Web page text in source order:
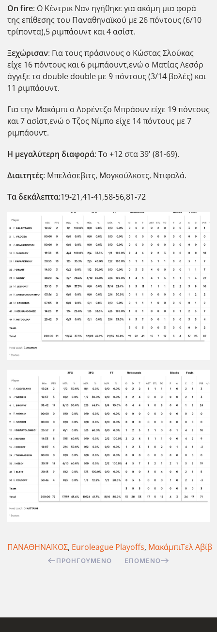
On fire: Ο Κέντρικ Ναν ηγήθηκε για ακόμη μια φορά
της επίθεσης του Παναθηναϊκού με 26 πόντους (6/10
τρίποντα),5 ριμπάουντ και 4 ασίστ.
Ξεχώρισαν: Για τους πράσινους ο Κώστας Σλούκας
είχε 16 πόντους και 6 ριμπάουντ,ενώ ο Ματίας Λεσόρ
άγγιξε το double double με 9 πόντους (3/14 βολές) και
11 ριμπάουντ.
Για την Μακάμπι ο Λορέντζο Μπράουν είχε 19 πόντους
και 7 ασίστ,ενώ ο Τζος Νίμπο είχε 14 πόντους με 7
ριμπάουντ.
Η μεγαλύτερη διαφορά: Το +12 στα 39' (81-69).
Διαιτητές: Μπελόσεβιτς, Μογκούλκοτς, Ντιφαλά.
Τα δεκάλεπτα:19-21,41-41,58-56,81-72
ΠΑΝΑΘΗΝΑΪΚΟΣ, Euroleague Playoffs, ΜακάμπιΤελ Αβίβ
ΠΡΟΗΓΟΎΜΕΝΟ ΕΠΌΜΕΝΟ